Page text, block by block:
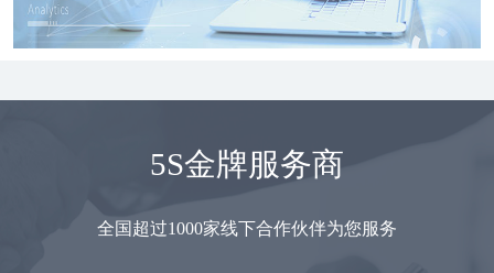
5S金牌服务商
全国超过1000家线下合作伙伴为您服务